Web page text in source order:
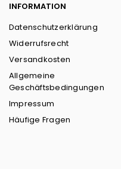
INFORMATION
Datenschutzerklärung
Widerrufsrecht
Versandkosten
Allgemeine
Geschäftsbedingungen
Impressum
Häufige Fragen